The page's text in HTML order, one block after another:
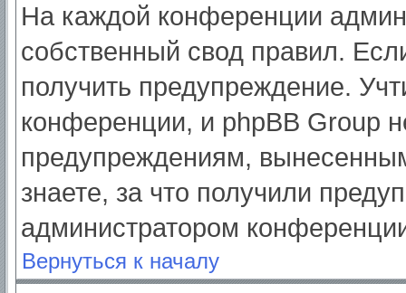
На каждой конференции
собственный свод правил.
получить предупреждение.
конференции, и phpBB Group
предупреждениям,
знаете, за что получили
администратором
Вернуться к началу